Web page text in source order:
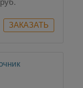
руб.